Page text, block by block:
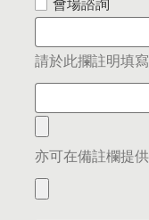
會場諮詢
請於此攔註明填
亦可在備註欄提